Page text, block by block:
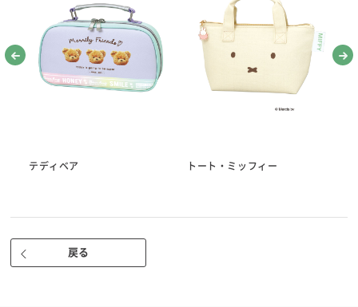
こしてください。
（まち針10本/マジック針1本/長針2本/中針1本/短針2本/ししゅう針1
本）
・糸通しかんたん、マジック針入り。
・糸が通しやすい、針あなの大きいぬい針。（当社従来比）
●指ぬき 短・長
●糸通し（スレダー）
●ひも通し
●リッパー（安心安全のキャップ付き。使いやすいサイズ）
テディベア トート・ミッフィー
戻る